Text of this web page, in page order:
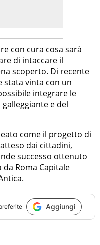
con cura cosa sarà
di intaccare il
scoperto. Di recente
stata vinta con un
integrare le
e del
come il progetto di
dai cittadini,
successo ottenuto
Roma Capitale
.
Aggiungi